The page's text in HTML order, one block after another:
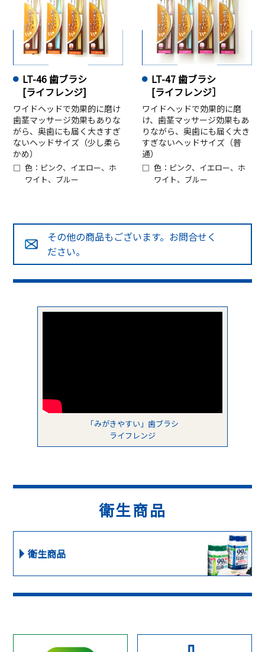
LT-46 歯ブラシ
[ライフレンジ]
ワイドヘッドで効果的に磨け
歯茎マッサージ効果もありな
がら、奥歯にも届く大きすぎ
ないヘッドサイズ（少し柔ら
かめ）
色：ピンク、イエロー、ホ
ワイト、ブルー
LT-47 歯ブラシ
[ライフレンジ］
ワイドヘッドで効果的に磨
け、歯茎マッサージ効果もあ
りながら、奥歯にも届く大き
すぎないヘッドサイズ（普
通）
色：ピンク、イエロー、ホ
ワイト、ブルー
その他の商品もございます。お問合せく
ださい。
「みがきやすい」歯ブラシ
ライフレンジ
衛生商品
衛生商品